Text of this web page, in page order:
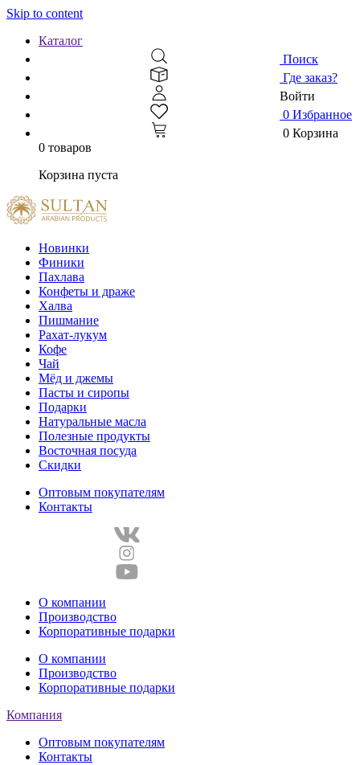
Skip to content
Каталог
Поиск
Где заказ?
Войти
0 Избранное
0 Корзина
0 товаров
Корзина пуста
Новинки
Финики
Пахлава
Конфеты и драже
Халва
Пишмание
Рахат-лукум
Кофе
Чай
Мёд и джемы
Пасты и сиропы
Подарки
Натуральные масла
Полезные продукты
Восточная посуда
Скидки
Оптовым покупателям
Контакты
О компании
Производство
Корпоративные подарки
О компании
Производство
Корпоративные подарки
Компания
Оптовым покупателям
Контакты